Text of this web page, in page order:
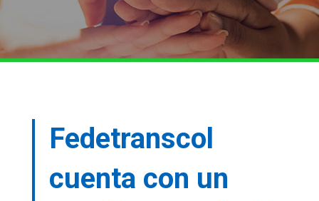
Fedetranscol
cuenta con un